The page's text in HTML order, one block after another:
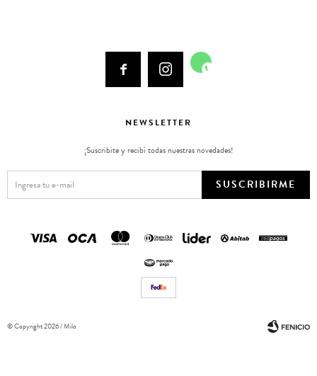
  
NEWSLETTER
¡Suscribite y recibí todas nuestras novedades!
SUSCRIBIRME
© Copyright 2026 / Milo